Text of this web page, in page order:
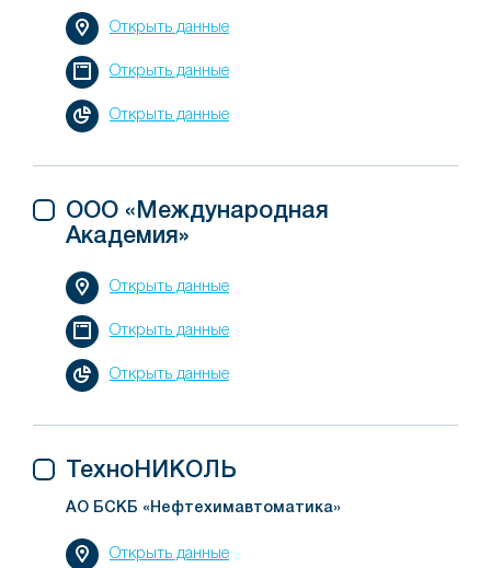
Открыть данные
Открыть данные
Открыть данные
ООО «Международная
Академия»
Открыть данные
Открыть данные
Открыть данные
ТехноНИКОЛЬ
АО БСКБ «Нефтехимавтоматика»
Открыть данные